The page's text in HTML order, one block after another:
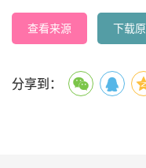
查看来源 下载
分享到：